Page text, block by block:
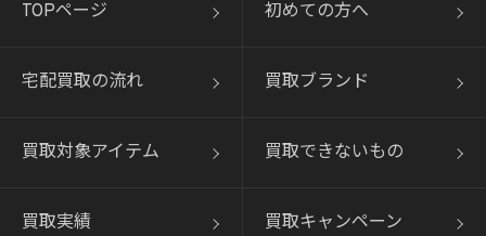
TOPページ 初めての方へ
宅配買取の流れ 買取ブランド
買取対象アイテム 買取できないもの
買取実績 買取キャンペーン